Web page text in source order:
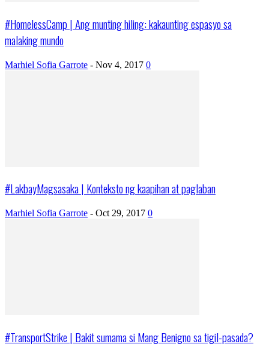
#HomelessCamp | Ang munting hiling: kakaunting espasyo sa
malaking mundo
Marhiel Sofia Garrote - Nov 4, 2017 0
#LakbayMagsasaka | Konteksto ng kaapihan at paglaban
Marhiel Sofia Garrote - Oct 29, 2017 0
#TransportStrike | Bakit sumama si Mang Benigno sa tigil-pasada?